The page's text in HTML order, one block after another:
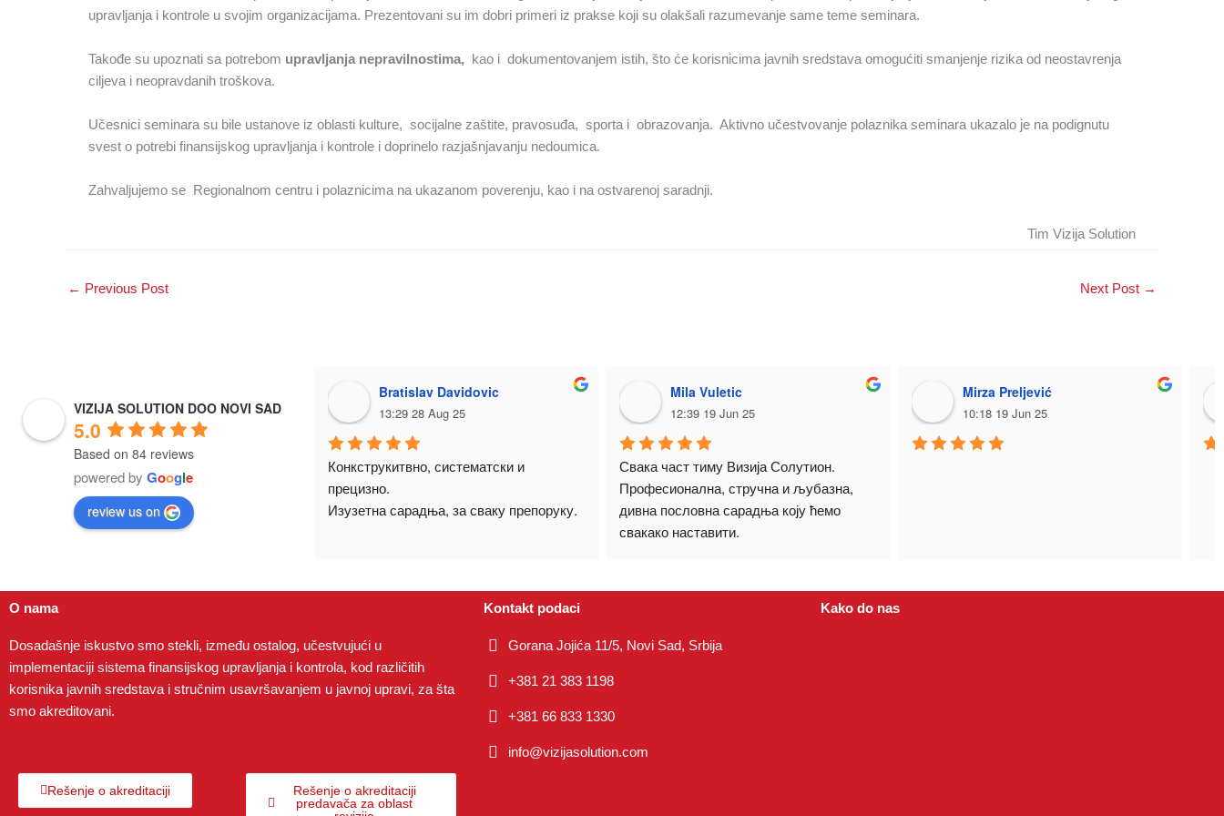
upravljanja i kontrole u svojim organizacijama. Prezentovani su im dobri primeri iz prakse koji su olakšali razumevanje same teme seminara.
Takođe su upoznati sa potrebom upravljanja nepravilnostima, kao i dokumentovanjem istih, što će korisnicima javnih sredstava omogućiti smanjenje rizika od neostavrenja
ciljeva i neopravdanih troškova.
Učesnici seminara su bile ustanove iz oblasti kulture, socijalne zaštite, pravosuđa, sporta i obrazovanja. Aktivno učestvovanje polaznika seminara ukazalo je na podignutu
svest o potrebi finansijskog upravljanja i kontrole i doprinelo razjašnjavanju nedoumica.
Zahvaljujemo se Regionalnom centru i polaznicima na ukazanom poverenju, kao i na ostvarenoj saradnji.
Tim Vizija Solution
← Previous Post Next Post →
VIZIJA SOLUTION DOO NOVI SAD
5.0
Based on 84 reviews
powered by Google
review us on
Bratislav Davidovic
13:29 28 Aug 25
Конкструкитвно, систематски и
прецизно.
Изузетна сарадња, за сваку препоруку.
Mila Vuletic
12:39 19 Jun 25
Свака част тиму Визија Солутион.
Професионална, стручна и љубазна,
дивна пословна сарадња коју ћемо
свакако наставити.
Mirza Preljević
10:18 19 Jun 25
O nama
Dosadašnje iskustvo smo stekli, između ostalog, učestvujući u
implementaciji sistema finansijskog upravljanja i kontrola, kod različitih
korisnika javnih sredstava i stručnim usavršavanjem u javnoj upravi, za šta
smo akreditovani.
Rešenje o akreditaciji
Rešenje o akreditaciji
predavača za oblast
Kontakt podaci
Gorana Jojića 11/5, Novi Sad, Srbija
+381 21 383 1198
+381 66 833 1330
info@vizijasolution.com
Kako do nas